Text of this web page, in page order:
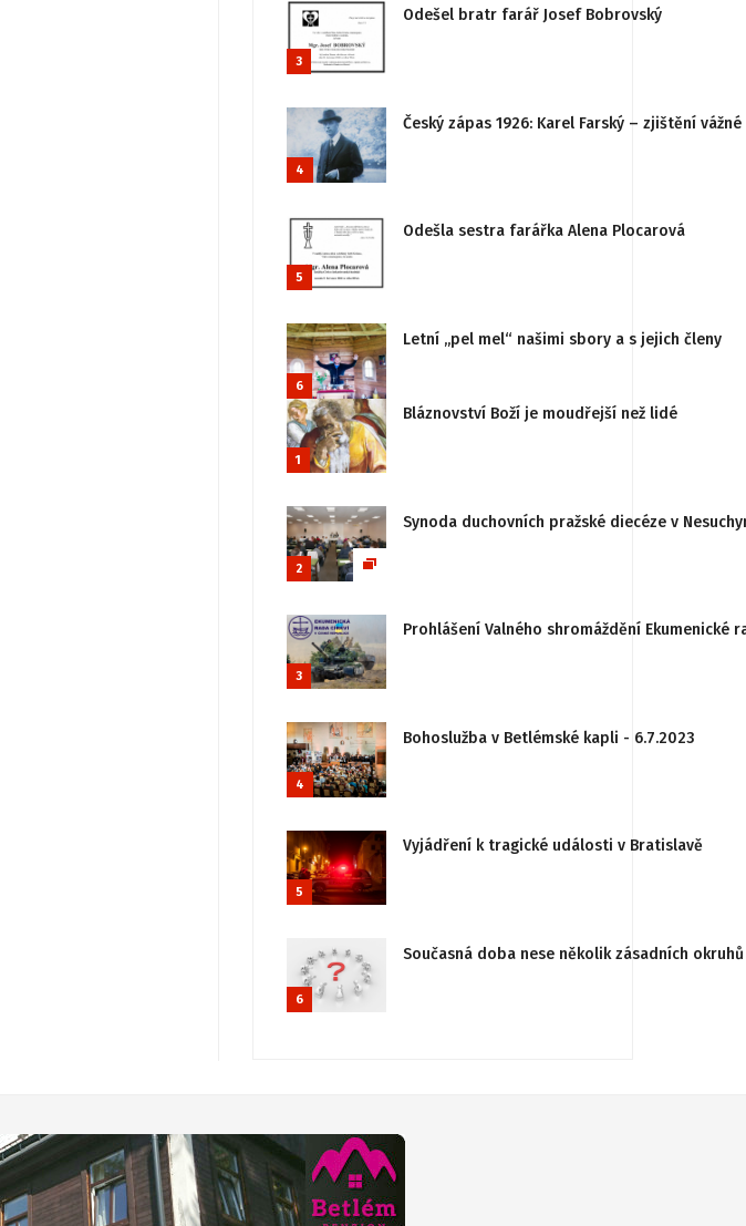
3
Odešel bratr farář Josef Bobrovský
4
Český zápas 1926: Karel Farský – zjištění
5
Odešla sestra farářka Alena Plocarová
6
Letní „pel mel“ našimi sbory a s jejich členy
1
Bláznovství Boží je moudřejší než lidé
2
Synoda duchovních pražské diecéze v
3
Prohlášení Valného shromáždění
4
Bohoslužba v Betlémské kapli - 6.7.2023
5
Vyjádření k tragické události v Bratislavě
6
Současná doba nese několik zásadních